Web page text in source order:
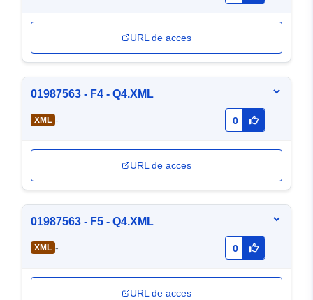
URL de acces
01987563 - F4 - Q4.XML
XML - 0
URL de acces
01987563 - F5 - Q4.XML
XML - 0
URL de acces